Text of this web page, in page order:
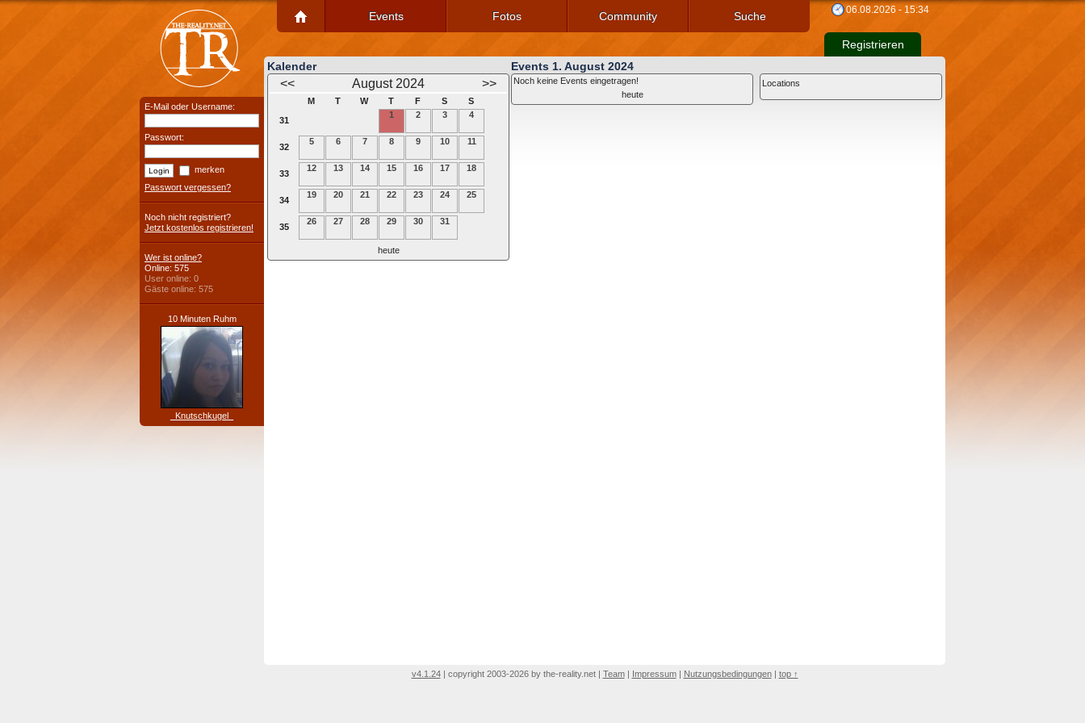
Events Fotos Community Suche 06.08.2026 - 15:34
Registrieren
Kalender
<< August 2024 >>
M T W T F S
S
31
1 2 3 4
32
5 6 7 8 9 10 11
33
12 13 14 15 16 17 18
34
19 20 21 22 23 24 25
35
26 27 28 29 30 31
heute
Events 1. August 2024
Noch keine Events eingetragen!
heute
Locations
E-Mail oder Username:
Passwort:
merken
Passwort vergessen?
Noch nicht registriert?
Jetzt kostenlos registrieren!
Wer ist online?
Online: 575
User online: 0
Gäste online: 575
10 Minuten Ruhm
_Knutschkugel_
v4.1.24| copyright 2003-2026 by the-reality.net | Team| Impressum| Nutzungsbedingungen| top ↑